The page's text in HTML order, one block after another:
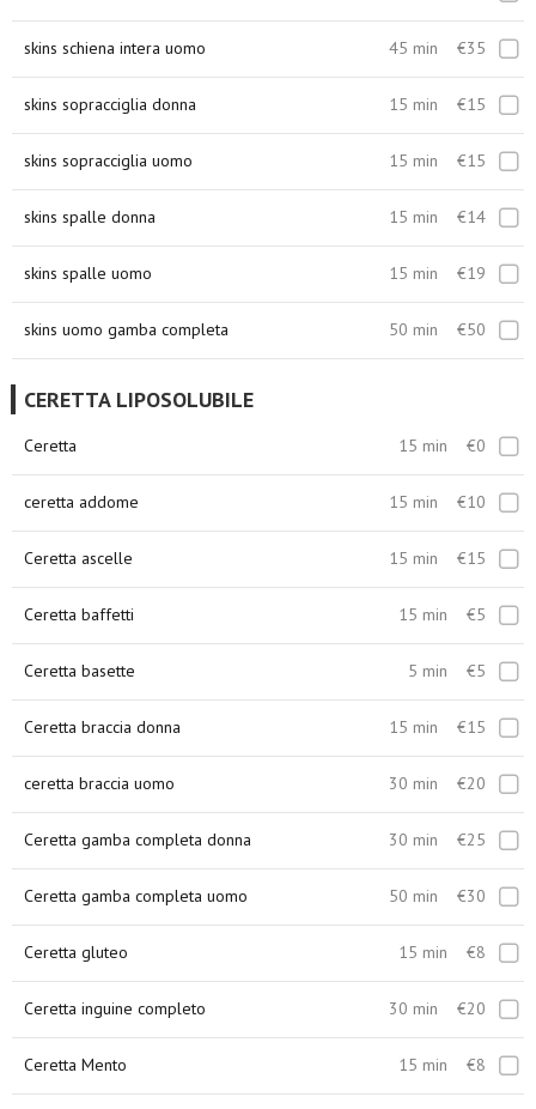
skins schiena intera uomo 45 min €35
skins sopracciglia donna 15 min €15
skins sopracciglia uomo 15 min €15
skins spalle donna 15 min €14
skins spalle uomo 15 min €19
skins uomo gamba completa 50 min €50
CERETTA LIPOSOLUBILE
Ceretta 15 min €0
ceretta addome 15 min €10
Ceretta ascelle 15 min €15
Ceretta baffetti 15 min €5
Ceretta basette 5 min €5
Ceretta braccia donna 15 min €15
ceretta braccia uomo 30 min €20
Ceretta gamba completa donna 30 min €25
Ceretta gamba completa uomo 50 min €30
Ceretta gluteo 15 min €8
Ceretta inguine completo 30 min €20
Ceretta Mento 15 min €8